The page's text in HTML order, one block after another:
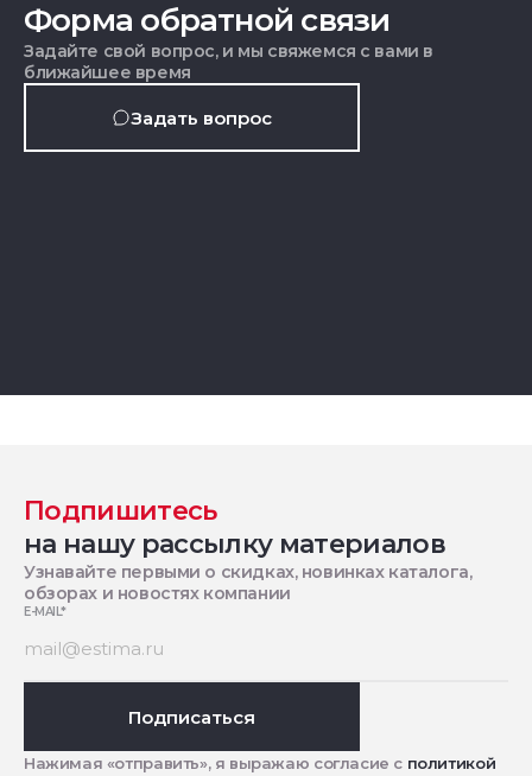
Форма обратной связи
Задайте свой вопрос, и мы свяжемся с вами в
ближайшее время
Задать вопрос
Подпишитесь
на нашу рассылку материалов
Узнавайте первыми о скидках, новинках каталога,
обзорах и новостях компании
E-MAIL*
Подписаться
Нажимая «отправить», я выражаю согласие с политикой